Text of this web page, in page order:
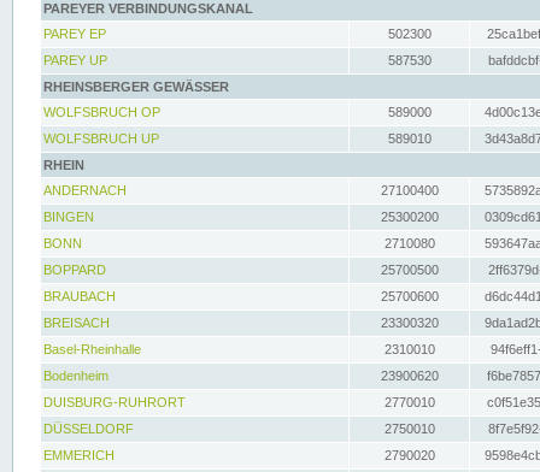
PAREYER VERBINDUNGSKANAL
PAREY EP
502300
PAREY UP
587530
RHEINSBERGER GEWÄSSER
WOLFSBRUCH OP
589000
WOLFSBRUCH UP
589010
RHEIN
ANDERNACH
27100400
BINGEN
25300200
BONN
2710080
BOPPARD
25700500
BRAUBACH
25700600
BREISACH
23300320
Basel-Rheinhalle
2310010
Bodenheim
23900620
DUISBURG-RUHRORT
2770010
DÜSSELDORF
2750010
EMMERICH
2790020